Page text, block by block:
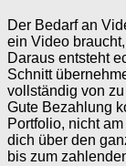
Der Bedarf an
ein Video
Daraus entsteht
Schnitt
vollständig von
Gute Bezahlung
Portfolio, nicht
dich über den
bis zum